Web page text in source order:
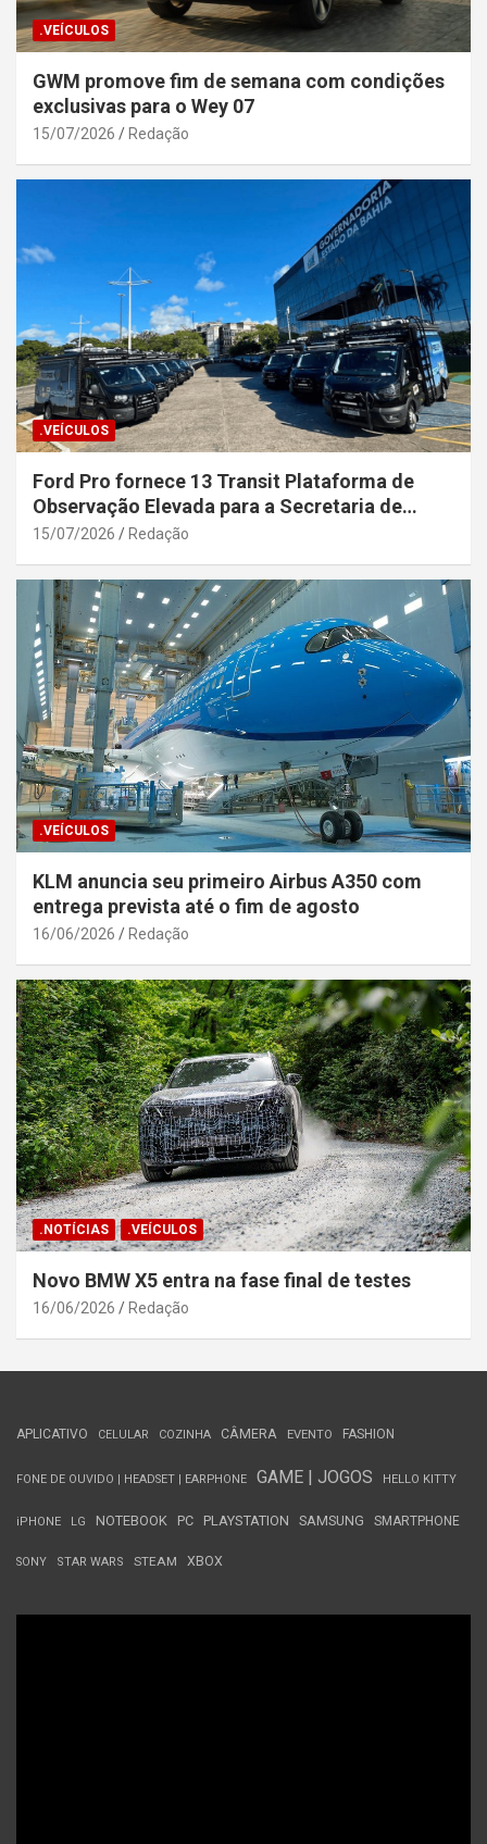
.VEÍCULOS
GWM promove fim de semana com condições
exclusivas para o Wey 07
15/07/2026 Redação
.VEÍCULOS
Ford Pro fornece 13 Transit Plataforma de
Observação Elevada para a Secretaria de
Segurança Pública da Bahia
15/07/2026 Redação
.VEÍCULOS
KLM anuncia seu primeiro Airbus A350 com
entrega prevista até o fim de agosto
16/06/2026 Redação
.NOTÍCIAS .VEÍCULOS
Novo BMW X5 entra na fase final de testes
16/06/2026 Redação
APLICATIVO CELULAR COZINHA CÂMERA EVENTO FASHION
FONE DE OUVIDO | HEADSET | EARPHONE GAME | JOGOS HELLO KITTY
iPHONE LG NOTEBOOK PC PLAYSTATION SAMSUNG SMARTPHONE
SONY STAR WARS STEAM XBOX